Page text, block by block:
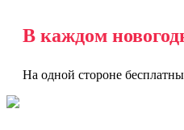
В каждом
На одной стороне